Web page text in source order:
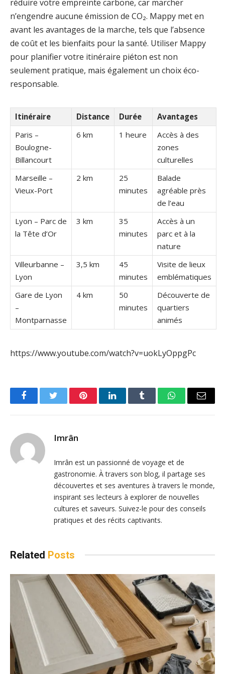
réduire votre empreinte carbone, car marcher
n’engendre aucune émission de CO₂. Mappy met en
avant les avantages de la marche, tels que l’absence
de coût et les bienfaits pour la santé. Utiliser Mappy
pour planifier votre itinéraire piéton est non
seulement pratique, mais également un choix éco-
responsable.
Itinéraire Distance Durée
Avantages
Paris –
Boulogne-
Billancourt
6 km 1 heure
Accès à des
zones
culturelles
Marseille –
Vieux-Port
2 km
25
minutes
Balade
agréable près
de l’eau
Lyon – Parc de
la Tête d’Or
3 km
35
minutes
Accès à un
parc et à la
nature
Villeurbanne –
Lyon
3,5 km
45
minutes
Visite de lieux
emblématiques
Gare de Lyon
–
Montparnasse
4 km
50
minutes
Découverte de
quartiers
animés
https://www.youtube.com/watch?v=uokLyOppgPc
FacebookTwitter PinterestLinkedInTumblr WhatsAppEmail
Imrân
Imrân est un passionné de voyage et de
gastronomie. À travers son blog, il partage ses
découvertes et ses aventures à travers le monde,
inspirant ses lecteurs à explorer de nouvelles
cultures et saveurs. Suivez-le pour des conseils
pratiques et des récits captivants.
Related Posts